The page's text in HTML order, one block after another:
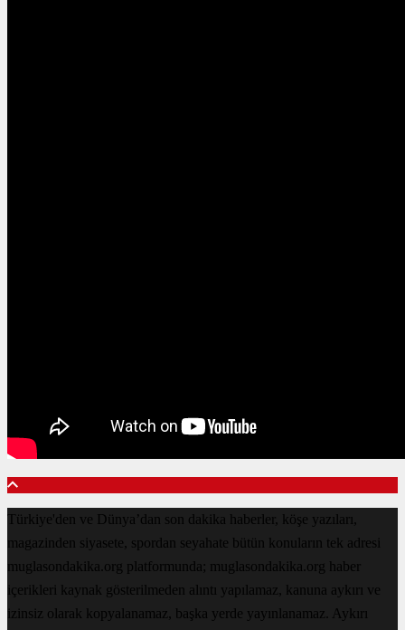
Türkiye'den ve Dünya’dan son dakika haberler, köşe yazıları,
magazinden siyasete, spordan seyahate bütün konuların tek adresi
muglasondakika.org platformunda; muglasondakika.org haber
içerikleri kaynak gösterilmeden alıntı yapılamaz, kanuna aykırı ve
izinsiz olarak kopyalanamaz, başka yerde yayınlanamaz. Aykırı